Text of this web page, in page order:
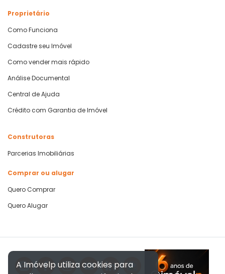
Proprietário
Como Funciona
Cadastre seu Imóvel
Como vender mais rápido
Análise Documental
Central de Ajuda
Crédito com Garantia de Imóvel
Construtoras
Parcerias Imobiliárias
Comprar ou alugar
Quero Comprar
Quero Alugar
A Imóvelp utiliza cookies para